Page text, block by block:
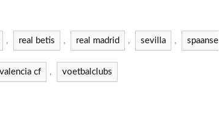
, real betis , real madrid , sevilla , spaanse
valencia cf , voetbalclubs